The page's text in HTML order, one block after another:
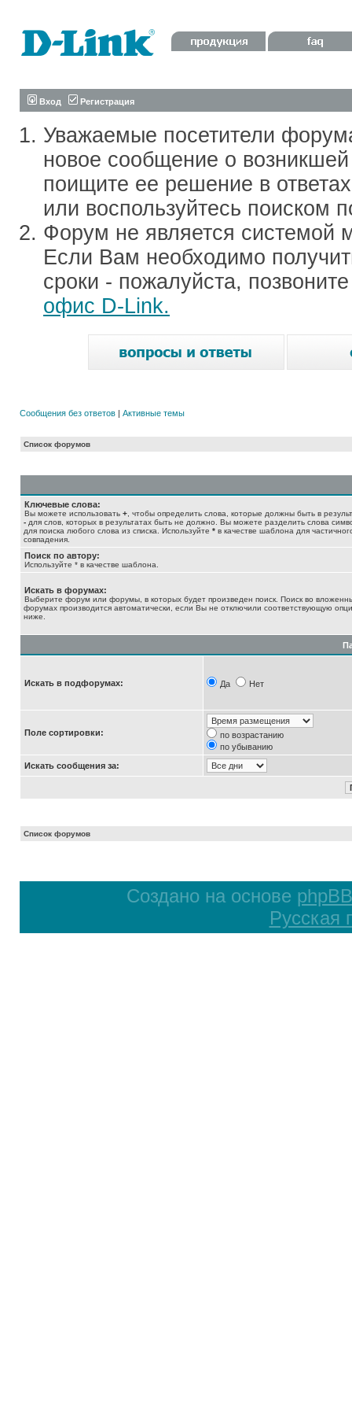
Вход Регистрация
Уважаемые посетители
новое сообщение о
поищите ее решение в
или воспользуйтесь поиском
Форум не является системой
Если Вам необходимо
сроки - пожалуйста,
офис D-Link.
Сообщения без ответов | Активные темы
Список форумов
Ключевые слова:
Вы можете использовать + , чтобы определить слова, которые должны быть в
- для слов, которых в результатах быть не должно. Вы можете разделить слова
для поиска любого слова из списка. Используйте * в качестве шаблона для
совпадения.
Поиск по автору:
Используйте * в качестве шаблона.
Искать в форумах:
Выберите форум или форумы, в которых будет произведен поиск. Поиск во
форумах производится автоматически, если Вы не отключили соответствующую
ниже.
Искать в подфорумах: Да Нет
Поле сортировки:
по возрастанию
по убыванию
Искать сообщения за:
Список форумов
Создано на основе phpBB
Русская